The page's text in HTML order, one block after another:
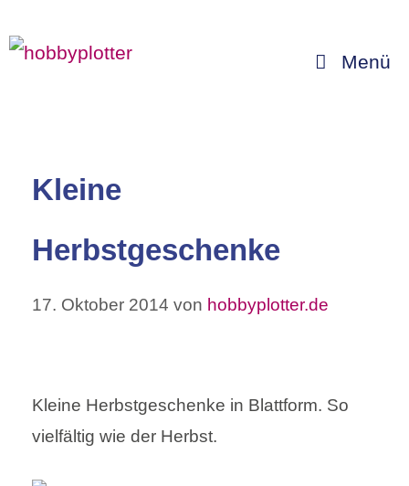
Inhalt
Menü
Kleine
Herbstgeschenke
17. Oktober 2014 von hobbyplotter.de
Kleine Herbstgeschenke in Blattform. So
vielfältig wie der Herbst.